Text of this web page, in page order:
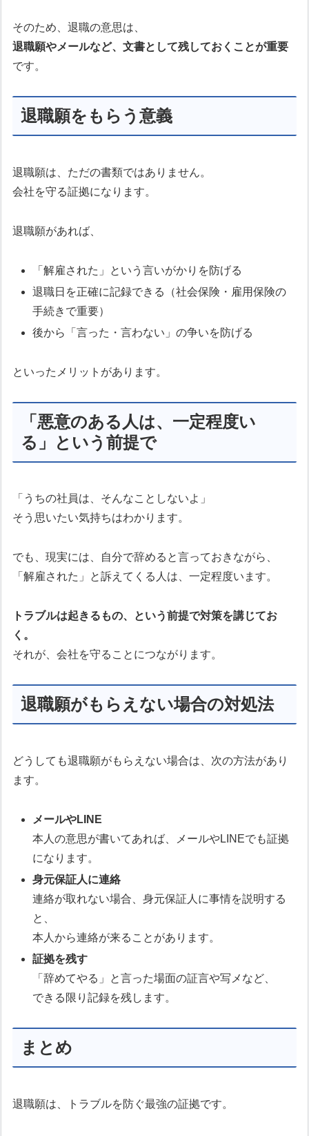
そのため、退職の意思は、
退職願やメールなど、文書として残しておくことが重要
です。
退職願をもらう意義
退職願は、ただの書類ではありません。
会社を守る証拠になります。
退職願があれば、
「解雇された」という言いがかりを防げる
退職日を正確に記録できる（社会保険・雇用保険の
手続きで重要）
後から「言った・言わない」の争いを防げる
といったメリットがあります。
「悪意のある人は、一定程度い
る」という前提で
「うちの社員は、そんなことしないよ」
そう思いたい気持ちはわかります。
でも、現実には、自分で辞めると言っておきながら、
「解雇された」と訴えてくる人は、一定程度います。
トラブルは起きるもの、という前提で対策を講じてお
く。
それが、会社を守ることにつながります。
退職願がもらえない場合の対処法
どうしても退職願がもらえない場合は、次の方法があり
ます。
メールやLINE
本人の意思が書いてあれば、メールやLINEでも証拠
になります。
身元保証人に連絡
連絡が取れない場合、身元保証人に事情を説明する
と、
本人から連絡が来ることがあります。
証拠を残す
「辞めてやる」と言った場面の証言や写メなど、
できる限り記録を残します。
まとめ
退職願は、トラブルを防ぐ最強の証拠です。